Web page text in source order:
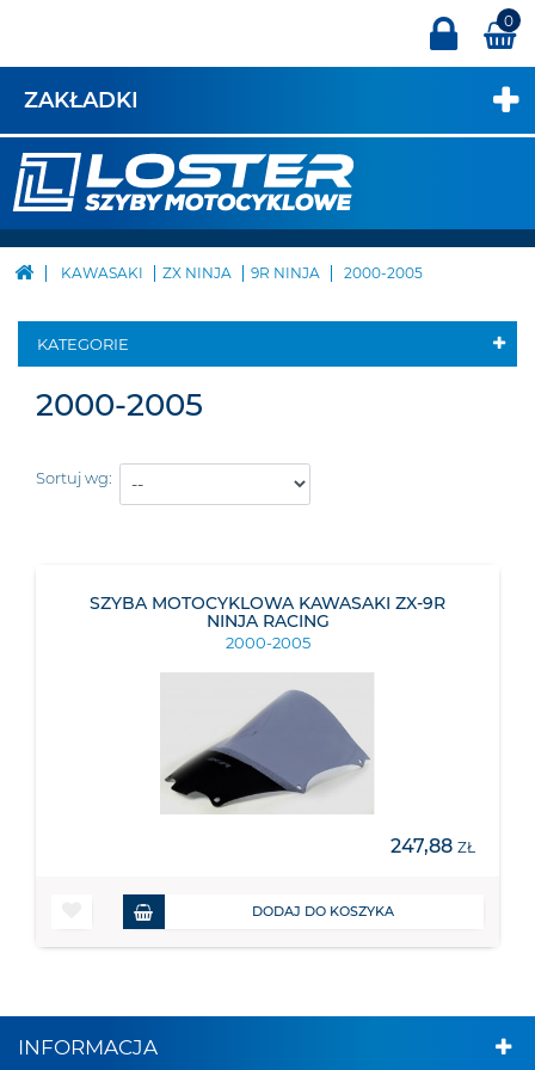
0
ZAKŁADKI
KAWASAKI ZX NINJA 9R NINJA 2000-2005
KATEGORIE
2000-2005
Sortuj wg:
SZYBA MOTOCYKLOWA KAWASAKI ZX-9R
NINJA RACING
2000-2005
247,88 ZŁ
DODAJ DO KOSZYKA
INFORMACJA